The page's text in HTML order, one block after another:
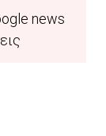
news